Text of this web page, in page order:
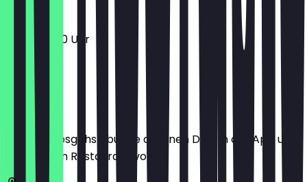
11:00 - 23:00 Uhr
Bevor du losgehst, buche dir einen Deal in der App und
zeige ihn im Restaurant vor.